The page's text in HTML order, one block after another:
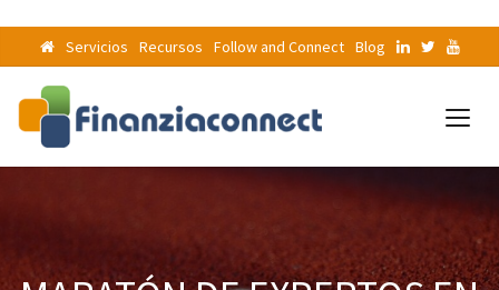
Servicios Recursos Follow and Connect Blog